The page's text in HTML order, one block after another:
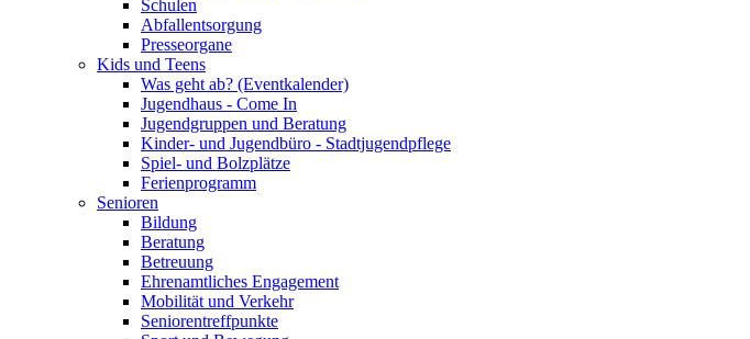
Schulen
Abfallentsorgung
Presseorgane
Kids und Teens
Was geht ab? (Eventkalender)
Jugendhaus - Come In
Jugendgruppen und Beratung
Kinder- und Jugendbüro - Stadtjugendpflege
Spiel- und Bolzplätze
Ferienprogramm
Senioren
Bildung
Beratung
Betreuung
Ehrenamtliches Engagement
Mobilität und Verkehr
Seniorentreffpunkte